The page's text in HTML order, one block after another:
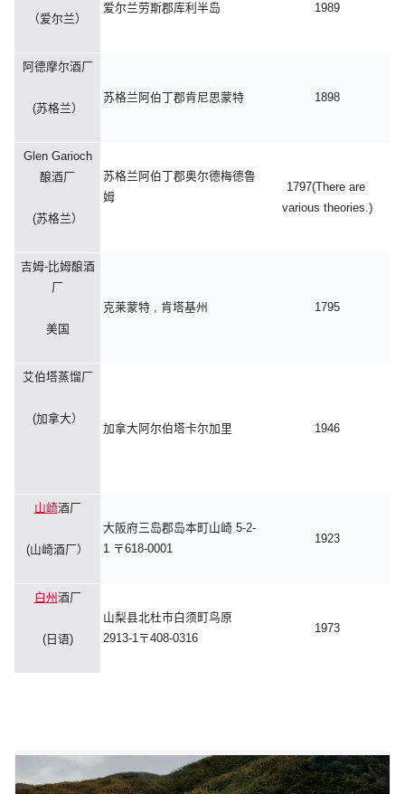
（爱尔兰）
爱尔兰劳斯郡库利半岛 1989
阿德摩尔酒厂
(苏格兰）
苏格兰阿伯丁郡肯尼思蒙特 1898
Glen Garioch
酿酒厂
(苏格兰）
苏格兰阿伯丁郡奥尔德梅德鲁
姆
1797(There are
various theories.)
吉姆-比姆酿酒
厂
美国
克莱蒙特 , 肯塔基州 1795
艾伯塔蒸馏厂
(加拿大）
加拿大阿尔伯塔卡尔加里 1946
山崎酒厂
(山崎酒厂）
大阪府三岛郡岛本町山崎 5-2-
1 〒618-0001
1923
白州酒厂
(日语)
山梨县北杜市白须町鸟原
2913-1〒408-0316
1973